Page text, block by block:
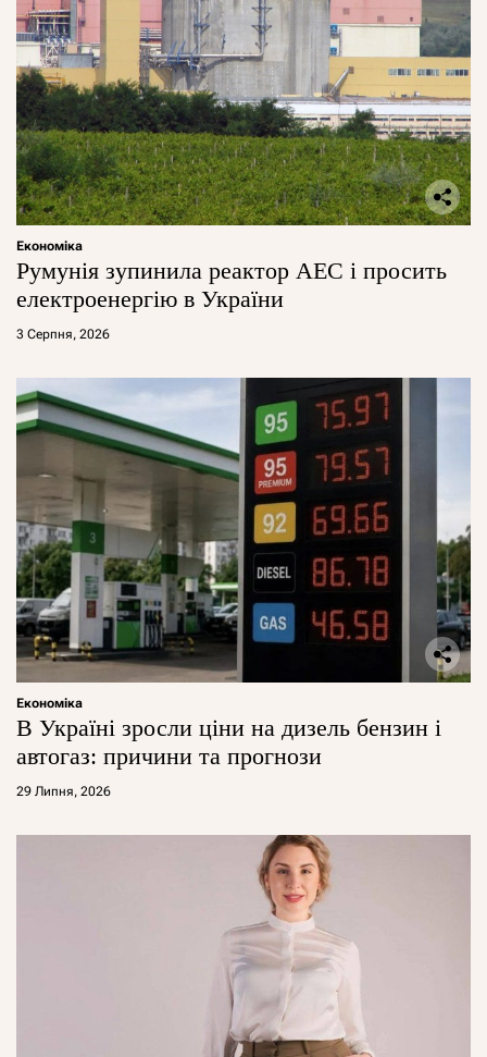
Економіка
Румунія зупинила реактор АЕС і просить
електроенергію в України
3 Серпня, 2026
Економіка
В Україні зросли ціни на дизель бензин і
автогаз: причини та прогнози
29 Липня, 2026